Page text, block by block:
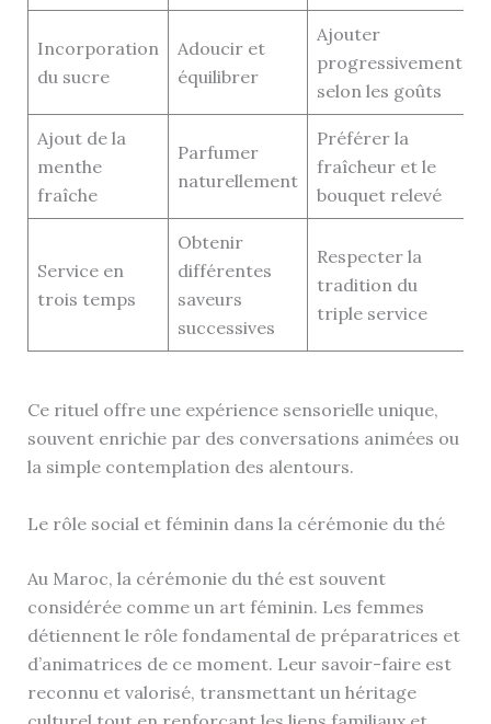
Incorporation
du sucre
Adoucir et
équilibrer
Ajouter
progressivement
selon les goûts
Ajout de la
menthe
fraîche
Parfumer
naturellement
Préférer la
fraîcheur et le
bouquet relevé
Service en
trois temps
Obtenir
différentes
saveurs
successives
Respecter la
tradition du
triple service
Ce rituel offre une expérience sensorielle unique,
souvent enrichie par des conversations animées ou
la simple contemplation des alentours.
Le rôle social et féminin dans la cérémonie du thé
Au Maroc, la cérémonie du thé est souvent
considérée comme un art féminin. Les femmes
détiennent le rôle fondamental de préparatrices et
d’animatrices de ce moment. Leur savoir-faire est
reconnu et valorisé, transmettant un héritage